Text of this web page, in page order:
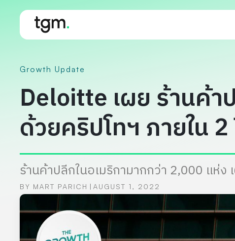
Growth Update
Deloitte เผย ร้านค้า
ด้วยคริปโทฯ ภายใน
ร้านค้าปลีกในอเมริกามากกว่า 2,000 แห่ง
BY MART PARICH AUGUST 1, 2022